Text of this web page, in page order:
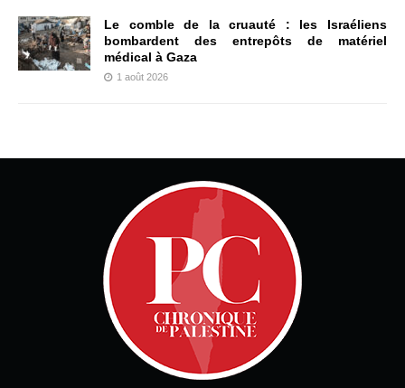
Le comble de la cruauté : les Israéliens
bombardent des entrepôts de matériel
médical à Gaza
1 août 2026